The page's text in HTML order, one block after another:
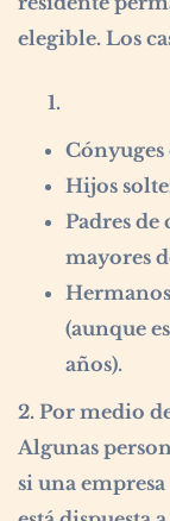
elegible. Los
Cónyuges
Hijos
Padres de
mayores
(aunque
años).
2. Por medio
Algunas
si una